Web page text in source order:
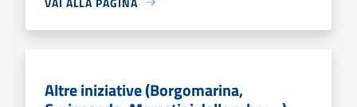
Altre iniziative (Borgomarina,